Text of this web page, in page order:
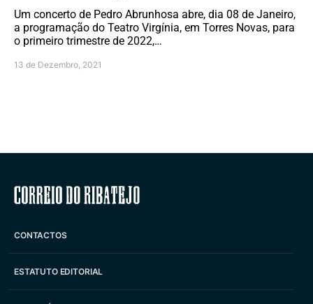
Um concerto de Pedro Abrunhosa abre, dia 08 de Janeiro,
a programação do Teatro Virgínia, em Torres Novas, para
o primeiro trimestre de 2022,…
13 de Dezembro, 2021
Correio do Ribatejo
CONTACTOS
ESTATUTO EDITORIAL